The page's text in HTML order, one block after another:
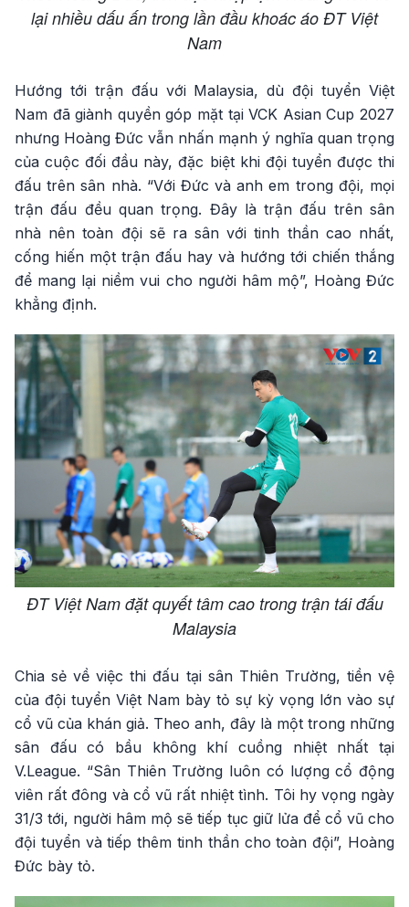
lại nhiều dấu ấn trong lần đầu khoác áo ĐT Việt
Nam
Hướng tới trận đấu với Malaysia, dù đội tuyển Việt
Nam đã giành quyền góp mặt tại VCK Asian Cup 2027
nhưng Hoàng Đức vẫn nhấn mạnh ý nghĩa quan trọng
của cuộc đối đầu này, đặc biệt khi đội tuyển được thi
đấu trên sân nhà. “Với Đức và anh em trong đội, mọi
trận đấu đều quan trọng. Đây là trận đấu trên sân
nhà nên toàn đội sẽ ra sân với tinh thần cao nhất,
cống hiến một trận đấu hay và hướng tới chiến thắng
để mang lại niềm vui cho người hâm mộ”, Hoàng Đức
khẳng định.
ĐT Việt Nam đặt quyết tâm cao trong trận tái đấu
Malaysia
Chia sẻ về việc thi đấu tại sân Thiên Trường, tiền vệ
của đội tuyển Việt Nam bày tỏ sự kỳ vọng lớn vào sự
cổ vũ của khán giả. Theo anh, đây là một trong những
sân đấu có bầu không khí cuồng nhiệt nhất tại
V.League. “Sân Thiên Trường luôn có lượng cổ động
viên rất đông và cổ vũ rất nhiệt tình. Tôi hy vọng ngày
31/3 tới, người hâm mộ sẽ tiếp tục giữ lửa để cổ vũ cho
đội tuyển và tiếp thêm tinh thần cho toàn đội”, Hoàng
Đức bày tỏ.